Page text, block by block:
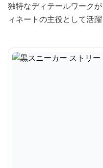
独特なディテールワーク
ィネートの主役として活躍